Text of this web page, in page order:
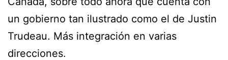
un gobierno tan ilustrado como el de Justin
Trudeau. Más integración en varias
direcciones.